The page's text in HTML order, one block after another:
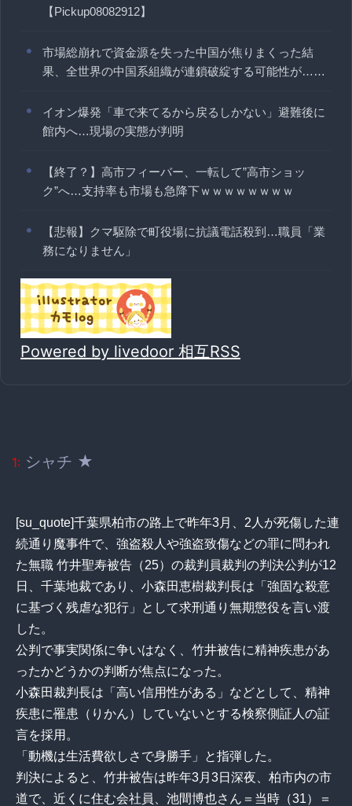
【Pickup08082912】
市場総崩れで資金源を失った中国が焦りまくった結
果、全世界の中国系組織が連鎖破綻する可能性が……
イオン爆発「車で来てるから戻るしかない」避難後に
館内へ…現場の実態が判明
【終了？】高市フィーバー、一転して”高市ショッ
ク”へ…支持率も市場も急降下ｗｗｗｗｗｗｗｗ
【悲報】クマ駆除で町役場に抗議電話殺到…職員「業
務になりません」
Powered by livedoor 相互RSS
1: シャチ ★
[su_quote]千葉県柏市の路上で昨年3月、2人が死傷した連
続通り魔事件で、強盗殺人や強盗致傷などの罪に問われ
た無職 竹井聖寿被告（25）の裁判員裁判の判決公判が12
日、千葉地裁であり、小森田恵樹裁判長は「強固な殺意
に基づく残虐な犯行」として求刑通り無期懲役を言い渡
した。
公判で事実関係に争いはなく、竹井被告に精神疾患があ
ったかどうかの判断が焦点になった。
小森田裁判長は「高い信用性がある」などとして、精神
疾患に罹患（りかん）していないとする検察側証人の証
言を採用。
「動機は生活費欲しさで身勝手」と指弾した。
判決によると、竹井被告は昨年3月3日深夜、柏市内の市
道で、近くに住む会社員、池間博也さん＝当時（31）＝